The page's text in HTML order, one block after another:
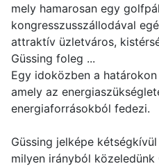
mely hamarosan egy
kongresszusszállodával
attraktív üzletváros,
Güssing foleg ...
Egy idoközben a
amely az
energiaforrásokból fedezi.
Güssing jelképe
milyen irányból